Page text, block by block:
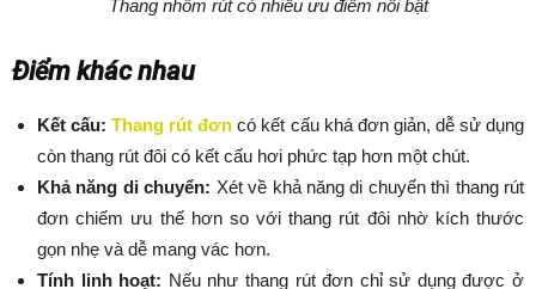
Thang nhôm rút có nhiều ưu điểm nổi bật
Điểm khác nhau
Kết cấu: Thang rút đơn có kết cấu khá đơn giản, dễ sử dụng
còn thang rút đôi có kết cấu hơi phức tạp hơn một chút.
Khả năng di chuyển: Xét về khả năng di chuyển thì thang rút
đơn chiếm ưu thế hơn so với thang rút đôi nhờ kích thước
gọn nhẹ và dễ mang vác hơn.
Tính linh hoạt: Nếu như thang rút đơn chỉ sử dụng được ở